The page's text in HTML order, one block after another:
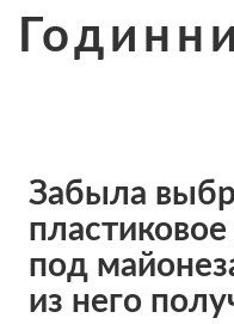
Забыла
под
из него